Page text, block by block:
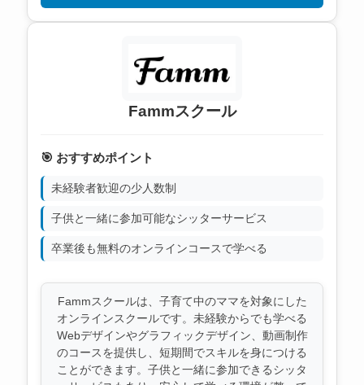
Fammスクール
🎯 おすすめポイント
未経験者歓迎の少人数制
子供と一緒に参加可能なシッターサービス
卒業後も無料のオンラインコースで学べる
Fammスクールは、子育て中のママを対象にした
オンラインスクールです。未経験からでも学べる
Webデザインやグラフィックデザイン、動画制作
のコースを提供し、短期間でスキルを身につける
ことができます。子供と一緒に参加できるシッタ